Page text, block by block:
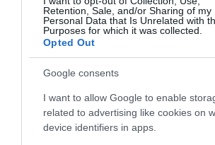
Retention, Sale, and/or Sharing of my
Personal Data that Is Unrelated with
Purposes for which it was collected.
Opted Out
Google consents
I want to allow Google to enable
related to advertising like cookies on
device identifiers in apps.
Ca aspect, freekeh are o nuanță
maronie.Ca textură, amintește de
ingredient extrem de versatil:
salate, dar și în pilafuri, umpluturi
pentru preparate din carne.